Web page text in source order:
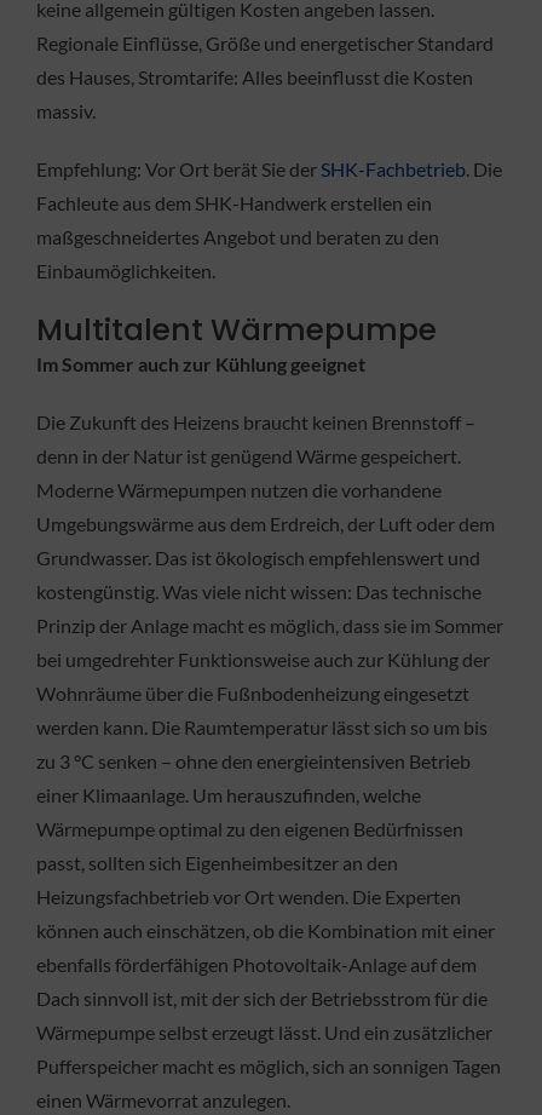
keine allgemein gültigen Kosten angeben lassen.
Regionale Einflüsse, Größe und energetischer Standard
des Hauses, Stromtarife: Alles beeinflusst die Kosten
massiv.
Empfehlung: Vor Ort berät Sie derSHK-Fachbetrieb. Die
Fachleute aus dem SHK-Handwerk erstellen ein
maßgeschneidertes Angebot und beraten zu den
Einbaumöglichkeiten.
Multitalent Wärmepumpe
Im Sommer auch zur Kühlung geeignet
Die Zukunft des Heizens braucht keinen Brennstoff –
denn in der Natur ist genügend Wärme gespeichert.
Moderne Wärmepumpen nutzen die vorhandene
Umgebungswärme aus dem Erdreich, der Luft oder dem
Grundwasser. Das ist ökologisch empfehlenswert und
kostengünstig. Was viele nicht wissen: Das technische
Prinzip der Anlage macht es möglich, dass sie im Sommer
bei umgedrehter Funktionsweise auch zur Kühlung der
Wohnräume über die Fußnbodenheizung eingesetzt
werden kann. Die Raumtemperatur lässt sich so um bis
zu 3 °C senken – ohne den energieintensiven Betrieb
einer Klimaanlage. Um herauszufinden, welche
Wärmepumpe optimal zu den eigenen Bedürfnissen
passt, sollten sich Eigenheimbesitzer an den
Heizungsfachbetrieb vor Ort wenden. Die Experten
können auch einschätzen, ob die Kombination mit einer
ebenfalls förderfähigen Photovoltaik-Anlage auf dem
Dach sinnvoll ist, mit der sich der Betriebsstrom für die
Wärmepumpe selbst erzeugt lässt. Und ein zusätzlicher
Pufferspeicher macht es möglich, sich an sonnigen Tagen
einen Wärmevorrat anzulegen.